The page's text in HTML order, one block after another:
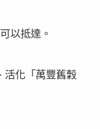
以抵達。
活化「萬豐舊穀